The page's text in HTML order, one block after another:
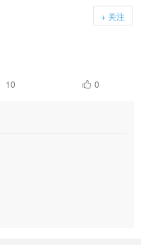
+ 关注
10  0